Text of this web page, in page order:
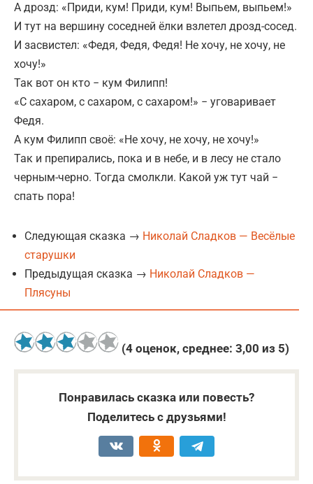
А дрозд: «Приди, кум! Приди, кум! Выпьем, выпьем!»
И тут на вершину соседней ёлки взлетел дрозд-сосед.
И засвистел: «Федя, Федя, Федя! Не хочу, не хочу, не
хочу!»
Так вот он кто − кум Филипп!
«С сахаром, с сахаром, с сахаром!» − уговаривает
Федя.
А кум Филипп своё: «Не хочу, не хочу, не хочу!»
Так и препирались, пока и в небе, и в лесу не стало
черным-черно. Тогда смолкли. Какой уж тут чай −
спать пора!
Следующая сказка → Николай Сладков — Весёлые
старушки
Предыдущая сказка → Николай Сладков —
Плясуны
(4 оценок, среднее: 3,00 из 5)
Понравилась сказка или повесть?
Поделитесь с друзьями!